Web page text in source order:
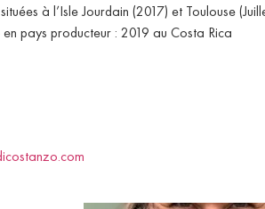
à l’Isle Jourdain (2017) et Toulouse
pays producteur : 2019 au Costa Rica